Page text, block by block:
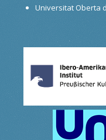
Universitat Oberta